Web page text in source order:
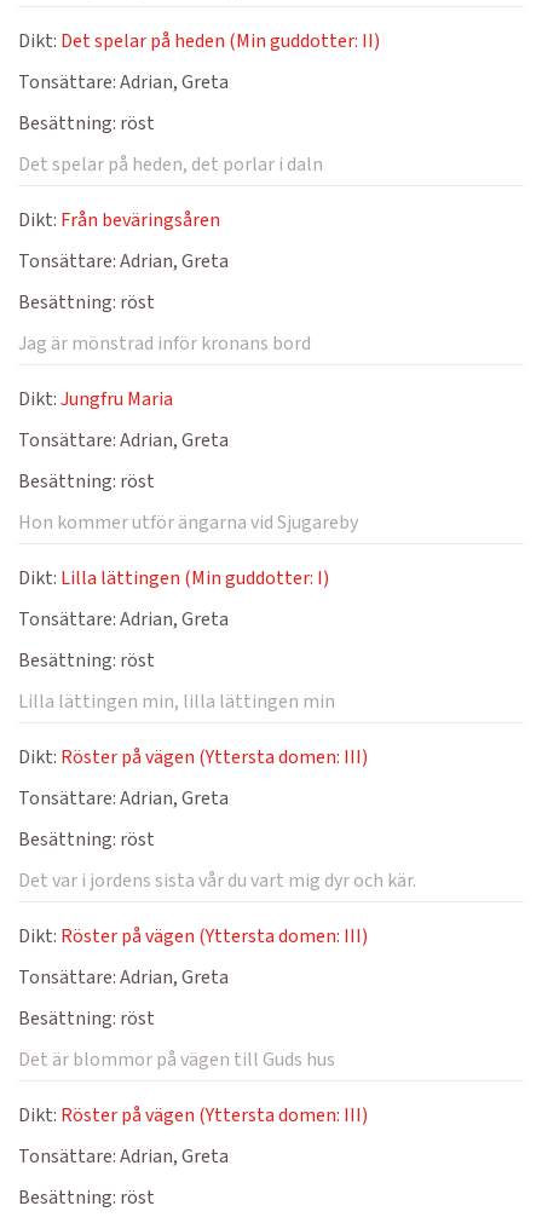
Dikt: Det spelar på heden (Min guddotter: II)
Tonsättare:Adrian, Greta
Besättning: röst
Det spelar på heden, det porlar i daln
Dikt: Från beväringsåren
Tonsättare:Adrian, Greta
Besättning: röst
Jag är mönstrad inför kronans bord
Dikt:Jungfru Maria
Tonsättare:Adrian, Greta
Besättning: röst
Hon kommer utför ängarna vid Sjugareby
Dikt: Lilla lättingen (Min guddotter: I)
Tonsättare:Adrian, Greta
Besättning: röst
Lilla lättingen min, lilla lättingen min
Dikt: Röster på vägen (Yttersta domen: III)
Tonsättare:Adrian, Greta
Besättning: röst
Det var i jordens sista vår du vart mig dyr och kär.
Dikt: Röster på vägen (Yttersta domen: III)
Tonsättare:Adrian, Greta
Besättning: röst
Det är blommor på vägen till Guds hus
Dikt: Röster på vägen (Yttersta domen: III)
Tonsättare:Adrian, Greta
Besättning: röst